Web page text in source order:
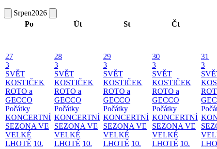
Srpen2026
Po
Út St Čt
27
3
SVĚT
KOSTIČEK
ROTO a
GECCO
Počátky
KONCERTNÍ
SEZONA VE
VELKÉ
LHOTĚ 10.
28
3
SVĚT
KOSTIČEK
ROTO a
GECCO
Počátky
KONCERTNÍ
SEZONA VE
VELKÉ
LHOTĚ 10.
29
3
SVĚT
KOSTIČEK
ROTO a
GECCO
Počátky
KONCERTNÍ
SEZONA VE
VELKÉ
LHOTĚ 10.
30
3
SVĚT
KOSTIČEK
ROTO a
GECCO
Počátky
KONCERTNÍ
SEZONA VE
VELKÉ
LHOTĚ 10.
31
3